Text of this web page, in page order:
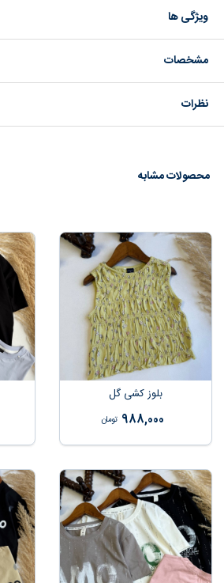
ویژگی ها
مشخصات
نظرات
محصولات مشابه
بلوز کشی گل
988,000 تومان